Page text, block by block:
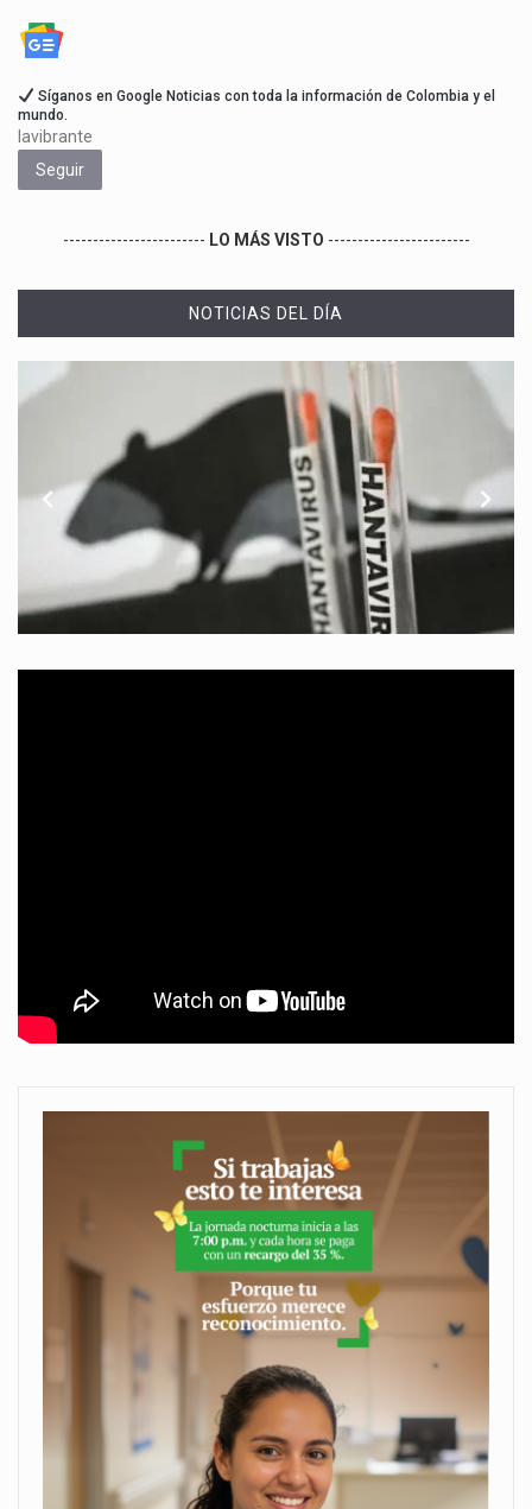
Síganos en Google Noticias con toda la información de Colombia y el
mundo.
lavibrante
Seguir
------------------------ LO MÁS VISTO ------------------------
NOTICIAS DEL DÍA